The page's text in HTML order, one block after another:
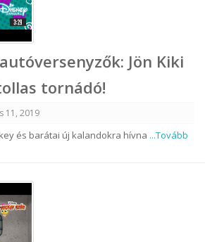
Jön Kiki
tornádó!
11, 2019
és barátai új kalandokra hívna ...Tovább